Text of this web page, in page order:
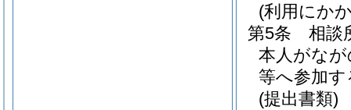
(利用にか
第5条
相談
本人がな
等へ参加
(提出書類)